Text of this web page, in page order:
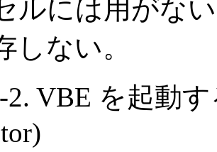
ルには用がな
しない。
2. VBE を起動